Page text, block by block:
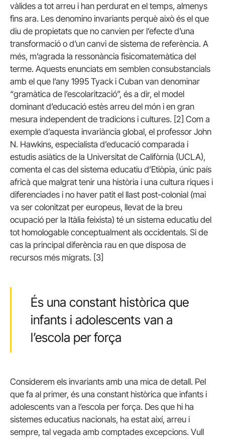
vàlides a tot arreu i han perdurat en el temps, almenys
fins ara. Les denomino invariants perquè això és el que
diu de propietats que no canvien per l’efecte d’una
transformació o d’un canvi de sistema de referència. A
més, m’agrada la ressonància fisicomatemàtica del
terme. Aquests enunciats em semblen consubstancials
amb el que l’any 1995 Tyack i Cuban van denominar
“gramàtica de l’escolarització”, és a dir, el model
dominant d’educació estès arreu del món i en gran
mesura independent de tradicions i cultures. [2] Com a
exemple d’aquesta invariància global, el professor John
N. Hawkins, especialista d’educació comparada i
estudis asiàtics de la Universitat de Califòrnia (UCLA),
comenta el cas del sistema educatiu d’Etiòpia, únic país
africà que malgrat tenir una història i una cultura riques i
diferenciades i no haver patit el llast post-colonial (mai
va ser colonitzat per europeus, llevat de la breu
ocupació per la Itàlia feixista) té un sistema educatiu del
tot homologable conceptualment als occidentals. Si de
cas la principal diferència rau en que disposa de
recursos més migrats. [3]
És una constant històrica que
infants i adolescents van a
l’escola per força
Considerem els invariants amb una mica de detall. Pel
que fa al primer, és una constant històrica que infants i
adolescents van a l’escola per força. Des que hi ha
sistemes educatius nacionals, ha estat així, arreu i
sempre, tal vegada amb comptades excepcions. Vull